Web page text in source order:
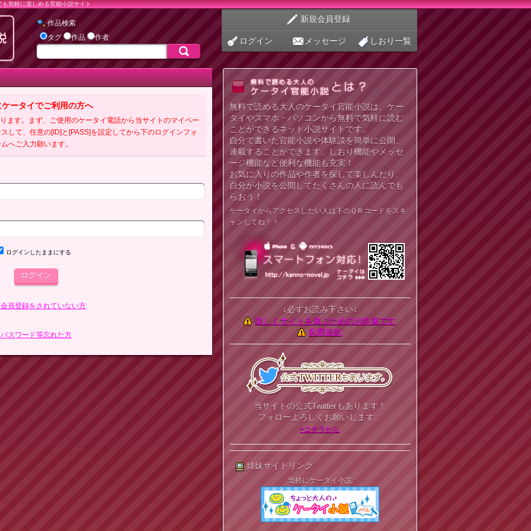
気軽に楽しめる官能小説サイト
作品検索
タグ
作品 作者
新規会員登録
ログイン メッセージ しおり一覧
ータイでご利用の方へ
ます。まず、ご使用のケータイ電話から当サイトのマイペー
して、任意の[ID]と[PASS]を設定してから下のログインフォ
へご入力願います。
ログインしたままにする
員登録をされていない方
スワード等忘れた方
無料で読める大人のケータイ官能小説は、ケー
タイやスマホ・パソコンから無料で気軽に読む
ことができるネット小説サイトです。
自分で書いた官能小説や体験談を簡単に公開、
連載することができます。しおり機能やメッセ
ージ機能など便利な機能も充実！
お気に入りの作品や作者を探して楽しんだり、
自分が小説を公開してたくさんの人に読んでも
らおう！
ケータイからアクセスしたい人は下のＱＲコードをスキ
ャンしてね！！
↓必ずお読み下さい↓
楽しくサイトを遊ぶためのお約束です
利用規約
当サイトの公式Twitterもあります！
フォローよろしくお願いします。
>コチラから
姉妹サイトリンク
気軽にケータイ小説